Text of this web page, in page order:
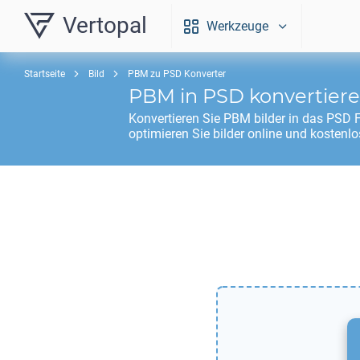
Vertopal Werkzeuge
Startseite Bild PBM zu PSD Konverter
PBM in PSD
Konvertieren Sie PBM bilder in das PSD
optimieren Sie bilder online und